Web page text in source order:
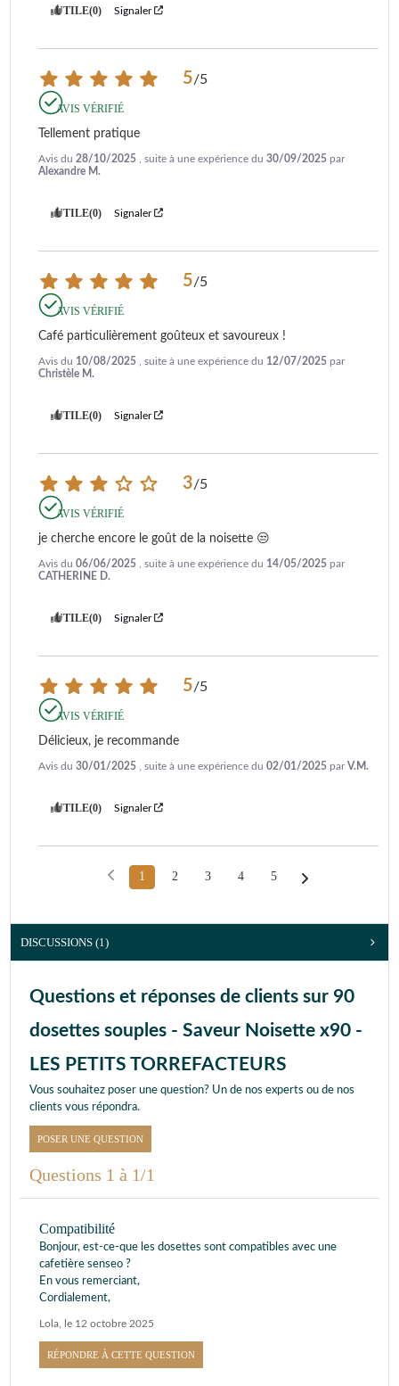
UTILE(0) Signaler
5/5
AVIS VÉRIFIÉ
Tellement pratique
Avis du 28/10/2025 , suite à une expérience du 30/09/2025 par
Alexandre M.
UTILE(0) Signaler
5/5
AVIS VÉRIFIÉ
Café particulièrement goûteux et savoureux !
Avis du 10/08/2025 , suite à une expérience du 12/07/2025 par
Christèle M.
UTILE(0) Signaler
3/5
AVIS VÉRIFIÉ
je cherche encore le goût de la noisette 😒
Avis du 06/06/2025 , suite à une expérience du 14/05/2025 par
CATHERINE D.
UTILE(0) Signaler
5/5
AVIS VÉRIFIÉ
Délicieux, je recommande
Avis du 30/01/2025 , suite à une expérience du 02/01/2025 parV.M.
UTILE(0) Signaler
1 2 3 4 5
DISCUSSIONS (1)
Questions et réponses de clients sur 90
dosettes souples - Saveur Noisette x90 -
LES PETITS TORREFACTEURS
Vous souhaitez poser une question? Un de nos experts ou de nos
clients vous répondra.
POSER UNE QUESTION
Questions 1 à 1/1
Compatibilité
Bonjour, est-ce-que les dosettes sont compatibles avec une
cafetière senseo ?
En vous remerciant,
Cordialement,
Lola le 12 octobre 2025
RÉPONDRE À CETTE QUESTION